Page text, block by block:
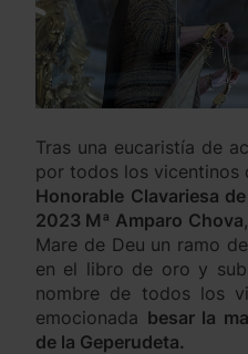
Tras una eucaristía de
por todos los vicentinos
Honorable Clavariesa
2023 Mª Amparo Chova
Mare de Deu un ramo
en el libro de oro y
nombre de todos los
emocionada besar la
de la Geperudeta.